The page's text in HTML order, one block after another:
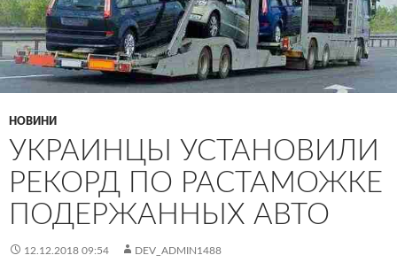
НОВИНИ
УКРАИНЦЫ УСТАНОВИЛИ
РЕКОРД ПО РАСТАМОЖКЕ
ПОДЕРЖАННЫХ АВТО
12.12.2018 09:54 DEV_ADMIN1488